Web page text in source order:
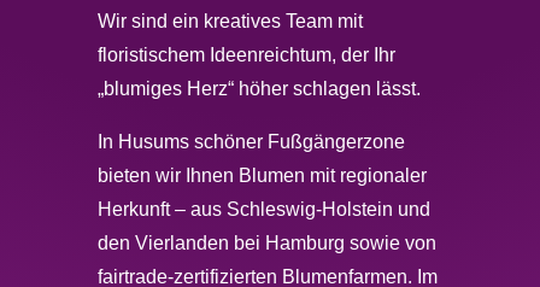
Wir sind ein kreatives Team mit
floristischem Ideenreichtum, der Ihr
„blumiges Herz“ höher schlagen lässt.
In Husums schöner Fußgängerzone
bieten wir Ihnen Blumen mit regionaler
Herkunft – aus Schleswig-Holstein und
den Vierlanden bei Hamburg sowie von
fairtrade-zertifizierten Blumenfarmen. Im